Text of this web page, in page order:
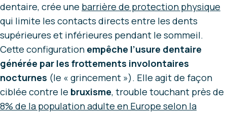
dentaire, crée une barrière de protection physique
qui limite les contacts directs entre les dents
supérieures et inférieures pendant le sommeil.
Cette configuration empêche l’usure dentaire
générée par les frottements involontaires
nocturnes (le « grincement »). Elle agit de façon
ciblée contre le bruxisme, trouble touchant près de
8% de la population adulte en Europe selon la